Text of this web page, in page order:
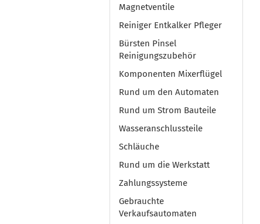
Magnetventile
Reiniger Entkalker Pfleger
Bürsten Pinsel
Reinigungszubehör
Komponenten Mixerflügel
Rund um den Automaten
Rund um Strom Bauteile
Wasseranschlussteile
Schläuche
Rund um die Werkstatt
Zahlungssysteme
Gebrauchte
Verkaufsautomaten